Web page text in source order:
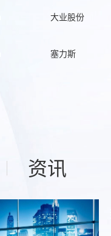
大业股份
塞力斯
资讯